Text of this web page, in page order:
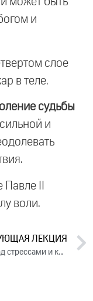
и
слое
в теле.
судьбы
и
II
воли.
ЛЕКЦИЯ
Победа над стрессами и кризисами жизни. Часть 1 (2023)